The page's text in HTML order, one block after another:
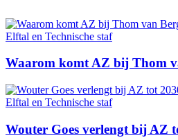
Elftal en Technische staf
Waarom komt AZ bij Thom
Elftal en Technische staf
Wouter Goes verlengt bij AZ